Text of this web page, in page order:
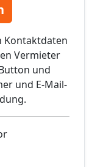
Kontaktdaten
Vermieter
und
und E-Mail-